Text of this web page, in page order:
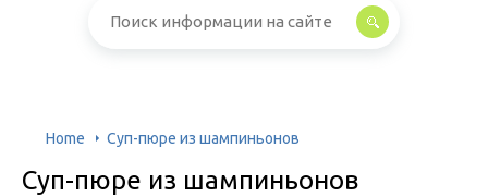
Home Суп-пюре из шампиньонов
Суп-пюре из шампиньонов